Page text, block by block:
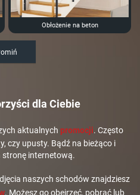
Obłożenie na beton
dla Ciebie
aktualnych promocji. Często
czy upusty. Bądź na bieżąco i
stronę internetową.
naszych schodów znajdziesz
. Możesz go obejrzeć, pobrać lub